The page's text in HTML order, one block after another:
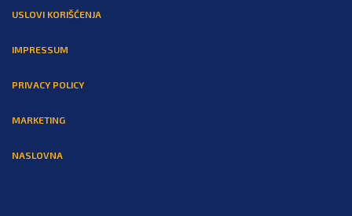
USLOVI KORIŠĆENJA
IMPRESSUM
PRIVACY POLICY
MARKETING
NASLOVNA